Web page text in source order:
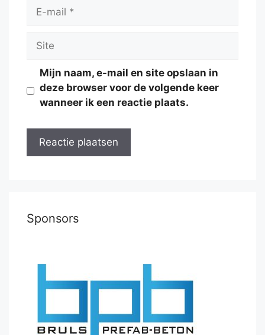
Site
Mijn naam, e-mail en site opslaan in
deze browser voor de volgende keer
wanneer ik een reactie plaats.
Sponsors